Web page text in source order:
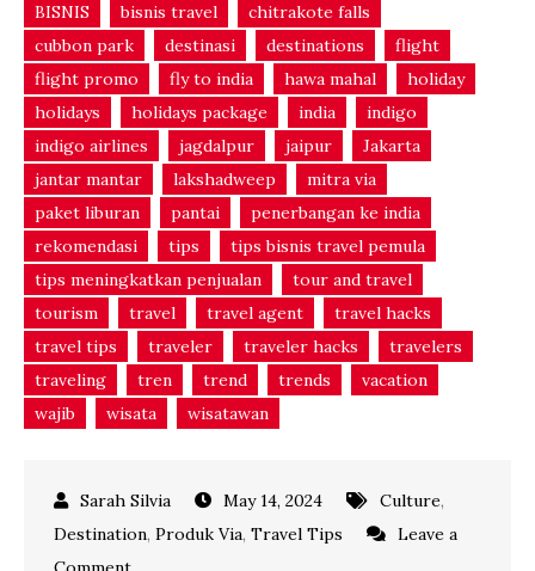
BISNIS
bisnis travel
chitrakote falls
cubbon park
destinasi destinations
flight
flight promo
fly to india hawa mahal
holiday
holidays
holidays package india
indigo
indigo airlines
jagdalpur jaipur
Jakarta
jantar mantar
lakshadweep
mitra via
paket liburan
pantai
penerbangan ke india
rekomendasi
tips
tips bisnis travel pemula
tips meningkatkan penjualan
tour and travel
tourism
travel travel agent
travel hacks
travel tips
traveler traveler hacks
travelers
traveling
tren trend trends
vacation
wajib
wisata wisatawan
May 14, 2024 Culture,
Destination, Produk Via, Travel Tips
Leave a
on